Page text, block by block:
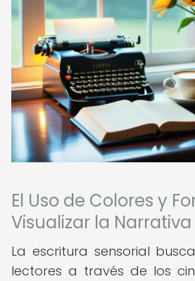
El Uso de Colores y
Visualizar la Narrativa
La escritura sensorial
lectores a través de los